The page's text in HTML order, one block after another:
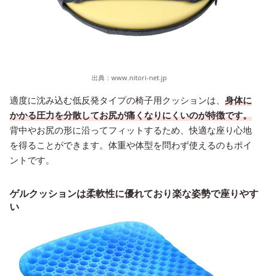
出典： www.nitori-net.jp
適度に沈み込む低反発タイプの椅子用クッションは、 身体に
かかる圧力を分散してお尻が痛くなりにくいのが特徴です。
背中やお尻の形に沿ってフィットするため、快適な座り心地
を得ることができます。体重や体型を問わず使えるのもポイ
ントです。
ゲルクッションは柔軟性に優れており楽な姿勢で座りやす
い